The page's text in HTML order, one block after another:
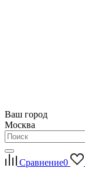
Ваш город
Москва
Сравнение0